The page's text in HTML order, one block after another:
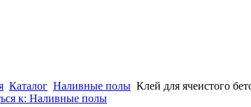
Каталог Наливные полы Клей для ячеистого
к: Наливные полы